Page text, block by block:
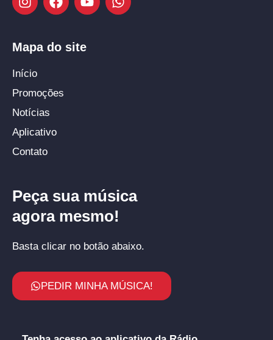
Mapa do site
Início
Promoções
Notícias
Aplicativo
Contato
Peça sua música
agora mesmo!
Basta clicar no botão abaixo.
PEDIR MINHA MÚSICA!